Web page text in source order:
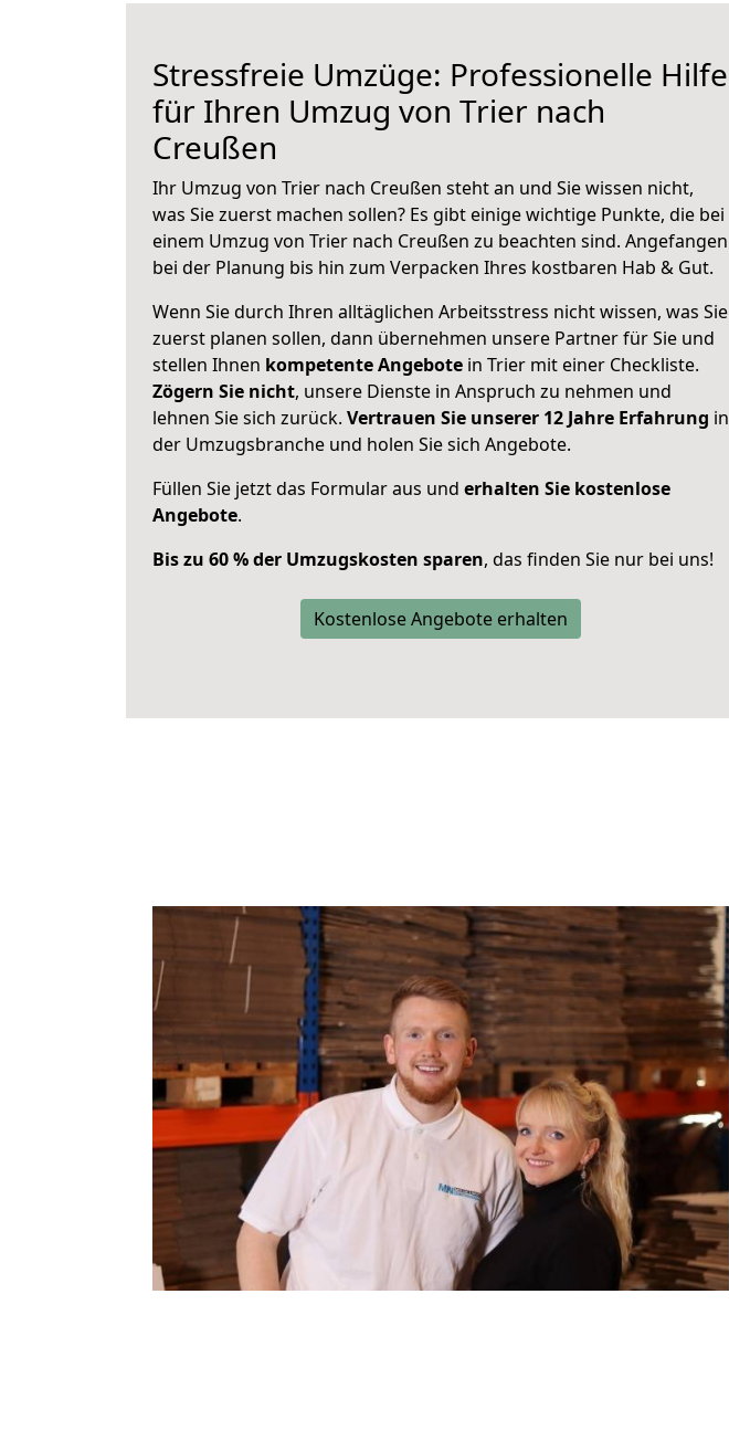
Stressfreie Umzüge: Professionelle Hilfe
für Ihren Umzug von Trier nach
Creußen
Ihr Umzug von Trier nach Creußen steht an und Sie wissen nicht,
was Sie zuerst machen sollen? Es gibt einige wichtige Punkte, die bei
einem Umzug von Trier nach Creußen zu beachten sind. Angefangen
bei der Planung bis hin zum Verpacken Ihres kostbaren Hab & Gut.
Wenn Sie durch Ihren alltäglichen Arbeitsstress nicht wissen, was Sie
zuerst planen sollen, dann übernehmen unsere Partner für Sie und
stellen Ihnen kompetente Angebote in Trier mit einer Checkliste.
Zögern Sie nicht, unsere Dienste in Anspruch zu nehmen und
lehnen Sie sich zurück. Vertrauen Sie unserer 12 Jahre Erfahrung in
der Umzugsbranche und holen Sie sich Angebote.
Füllen Sie jetzt das Formular aus und erhalten Sie kostenlose
Angebote.
Bis zu 60 % der Umzugskosten sparen, das finden Sie nur bei uns!
Kostenlose Angebote erhalten